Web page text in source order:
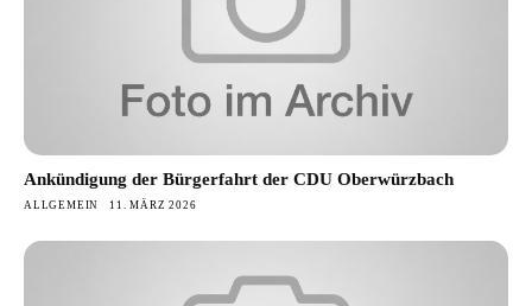
Ankündigung der Bürgerfahrt der CDU Oberwürzbach
ALLGEMEIN 11. MÄRZ 2026